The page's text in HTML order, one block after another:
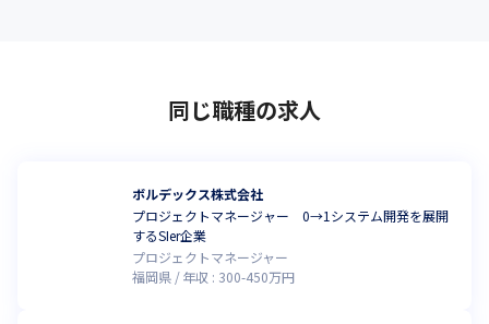
同じ職種の求人
ボルデックス株式会社
プロジェクトマネージャー 0→1システム開発を展開
するSIer企業
プロジェクトマネージャー
福岡県
年収 : 300-450万円